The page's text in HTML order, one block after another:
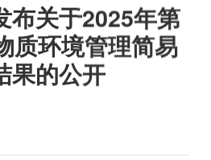
布关于2025年第
质环境管理简易
果的公开